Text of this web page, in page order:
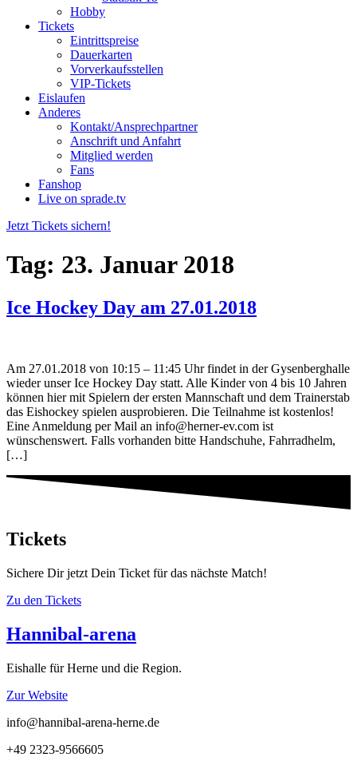
Hobby
Tickets
Eintrittspreise
Dauerkarten
Vorverkaufsstellen
VIP-Tickets
Eislaufen
Anderes
Kontakt/Ansprechpartner
Anschrift und Anfahrt
Mitglied werden
Fans
Fanshop
Live on sprade.tv
Jetzt Tickets sichern!
Tag: 23. Januar 2018
Ice Hockey Day am 27.01.2018
Am 27.01.2018 von 10:15 – 11:45 Uhr findet in der Gysenberghalle
wieder unser Ice Hockey Day statt. Alle Kinder von 4 bis 10 Jahren
können hier mit Spielern der ersten Mannschaft und dem Trainerstab
das Eishockey spielen ausprobieren. Die Teilnahme ist kostenlos!
Eine Anmeldung per Mail an info@herner-ev.com ist
wünschenswert. Falls vorhanden bitte Handschuhe, Fahrradhelm,
[…]
Tickets
Sichere Dir jetzt Dein Ticket für das nächste Match!
Zu den Tickets
Hannibal-arena
Eishalle für Herne und die Region.
Zur Website
info@hannibal-arena-herne.de
+49 2323-9566605